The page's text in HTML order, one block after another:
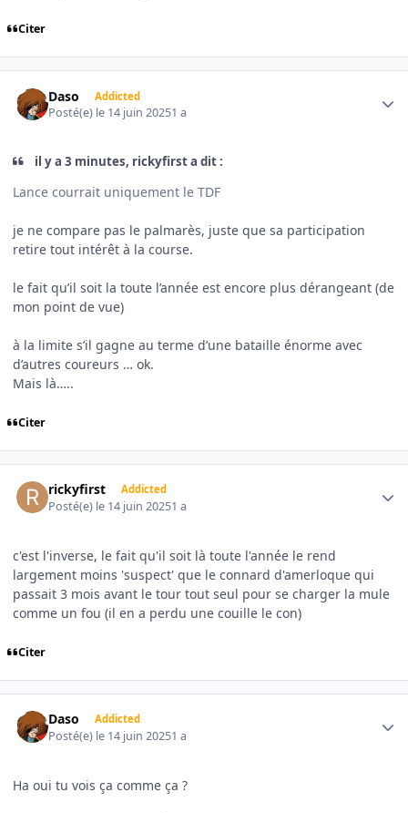
Citer
Daso Addicted
Posté(e) le 14 juin 20251 a
il y a 3 minutes, rickyfirst a dit :
Lance courrait uniquement le TDF
je ne compare pas le palmarès, juste que sa participation
retire tout intérêt à la course.
le fait qu’il soit la toute l’année est encore plus dérangeant (de
mon point de vue)
à la limite s’il gagne au terme d’une bataille énorme avec
d’autres coureurs … ok.
Mais là…..
Citer
rickyfirst Addicted
Posté(e) le 14 juin 20251 a
c'est l'inverse, le fait qu'il soit là toute l'année le rend
largement moins 'suspect' que le connard d'amerloque qui
passait 3 mois avant le tour tout seul pour se charger la mule
comme un fou (il en a perdu une couille le con)
Citer
Daso Addicted
Posté(e) le 14 juin 20251 a
Ha oui tu vois ça comme ça ?